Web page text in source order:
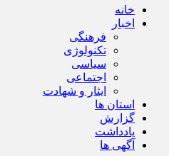
خانه
اخبار
فرهنگی
تکنولوژی
سیاسی
اجتماعی
ایثار و شهادت
استان ها
گزارش
یادداشت
آگهی ها